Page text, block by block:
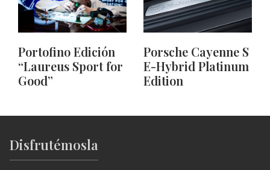
Portofino Edición
“Laureus Sport for
Good”
Porsche Cayenne S
E-Hybrid Platinum
Edition
Disfrutémosla